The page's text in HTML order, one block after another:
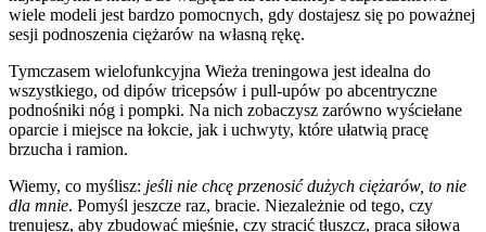
wiele modeli jest bardzo pomocnych, gdy dostajesz się po poważnej
sesji podnoszenia ciężarów na własną rękę.
Tymczasem wielofunkcyjna Wieża treningowa jest idealna do
wszystkiego, od dipów tricepsów i pull-upów po abcentryczne
podnośniki nóg i pompki. Na nich zobaczysz zarówno wyściełane
oparcie i miejsce na łokcie, jak i uchwyty, które ułatwią pracę
brzucha i ramion.
Wiemy, co myślisz: jeśli nie chcę przenosić dużych ciężarów, to nie
dla mnie. Pomyśl jeszcze raz, bracie. Niezależnie od tego, czy
trenujesz, aby zbudować mięśnie, czy stracić tłuszcz, praca siłowa